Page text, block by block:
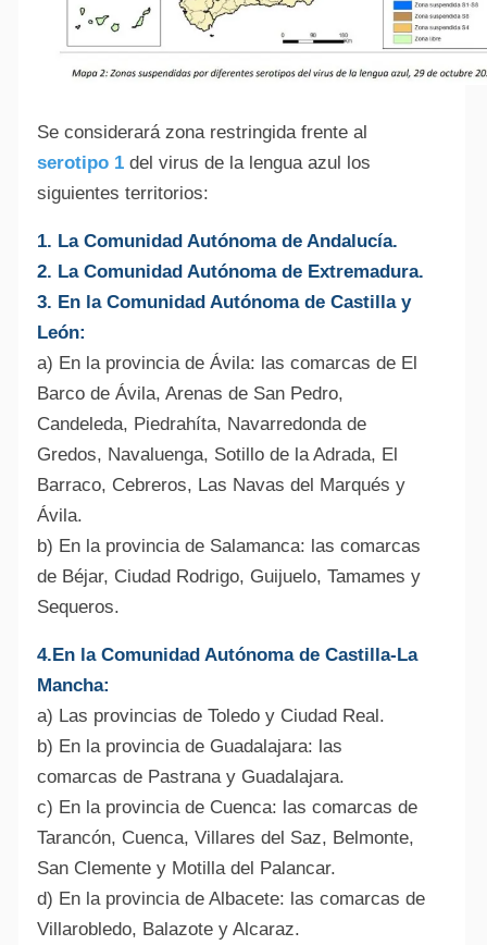
Se considerará zona restringida frente al
serotipo 1 del virus de la lengua azul los
siguientes territorios:
1. La Comunidad Autónoma de Andalucía.
2. La Comunidad Autónoma de Extremadura.
3. En la Comunidad Autónoma de Castilla y
León:
a) En la provincia de Ávila: las comarcas de El
Barco de Ávila, Arenas de San Pedro,
Candeleda, Piedrahíta, Navarredonda de
Gredos, Navaluenga, Sotillo de la Adrada, El
Barraco, Cebreros, Las Navas del Marqués y
Ávila.
b) En la provincia de Salamanca: las comarcas
de Béjar, Ciudad Rodrigo, Guijuelo, Tamames y
Sequeros.
4.En la Comunidad Autónoma de Castilla-La
Mancha:
a) Las provincias de Toledo y Ciudad Real.
b) En la provincia de Guadalajara: las
comarcas de Pastrana y Guadalajara.
c) En la provincia de Cuenca: las comarcas de
Tarancón, Cuenca, Villares del Saz, Belmonte,
San Clemente y Motilla del Palancar.
d) En la provincia de Albacete: las comarcas de
Villarobledo, Balazote y Alcaraz.